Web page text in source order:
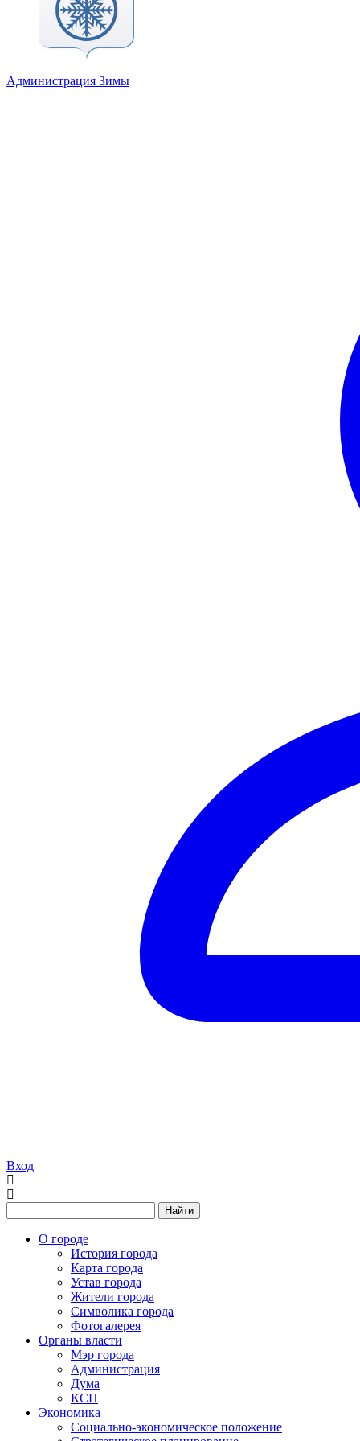
Администрация Зимы
Вход
Найти
О городе
История города
Карта города
Устав города
Жители города
Символика города
Фотогалерея
Органы власти
Мэр города
Администрация
Дума
КСП
Экономика
Социально-экономическое положение